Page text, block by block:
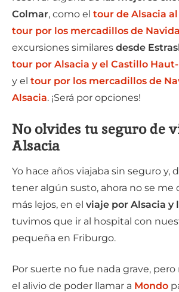
Colmar, como el tour de Alsacia
tour por los mercadillos de
excursiones similares desde
tour por Alsacia y el Castillo
y el tour por los mercadillos de
Alsacia. ¡Será por opciones!
No olvides tu seguro de
Alsacia
Yo hace años viajaba sin seguro y,
tener algún susto, ahora no se me
más lejos, en el viaje por Alsacia y
tuvimos que ir al hospital con
pequeña en Friburgo.
Por suerte no fue nada grave,
el alivio de poder llamar a Mondo